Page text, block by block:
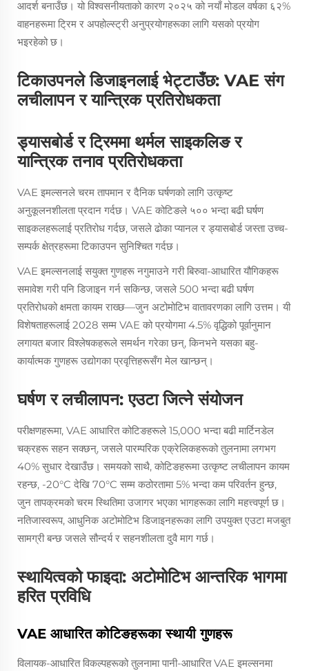
आदर्श बनाउँछ। यो विश्वसनीयताको कारण २०२५ को नयाँ मोडल वर्षका ६२%
वाहनहरूमा ट्रिम र अपहोल्स्ट्री अनुप्रयोगहरूका लागि यसको प्रयोग
भइरहेको छ।
टिकाउपनले डिजाइनलाई भेट्टाउँछ: VAE संग
लचीलापन र यान्त्रिक प्रतिरोधकता
ड्यासबोर्ड र ट्रिममा थर्मल साइकलिङ र
यान्त्रिक तनाव प्रतिरोधकता
VAE इमल्सनले चरम तापमान र दैनिक घर्षणको लागि उत्कृष्ट
अनुकूलनशीलता प्रदान गर्दछ। VAE कोटिङले ५०० भन्दा बढी घर्षण
साइकलहरूलाई प्रतिरोध गर्दछ, जसले ढोका प्यानल र ड्यासबोर्ड जस्ता उच्च-
सम्पर्क क्षेत्रहरूमा टिकाउपन सुनिश्चित गर्दछ।
VAE इमल्सनलाई सयुक्त गुणहरू नगुमाउने गरी बिरुवा-आधारित यौगिकहरू
समावेश गरी पनि डिजाइन गर्न सकिन्छ, जसले 500 भन्दा बढी घर्षण
प्रतिरोधको क्षमता कायम राख्छ—जुन अटोमोटिभ वातावरणका लागि उत्तम। यी
विशेषताहरूलाई 2028 सम्म VAE को प्रयोगमा 4.5% वृद्धिको पूर्वानुमान
लगायत बजार विश्लेषकहरूले समर्थन गरेका छन्, किनभने यसका बहु-
कार्यात्मक गुणहरू उद्योगका प्रवृत्तिहरूसँग मेल खान्छन्।
घर्षण र लचीलापन: एउटा जित्ने संयोजन
परीक्षणहरूमा, VAE आधारित कोटिङहरूले 15,000 भन्दा बढी मार्टिनडेल
चक्रहरू सहन सक्छन्, जसले पारम्परिक एक्रेलिकहरूको तुलनामा लगभग
40% सुधार देखाउँछ। समयको साथै, कोटिङहरूमा उत्कृष्ट लचीलापन कायम
रहन्छ, -20°C देखि 70°C सम्म कठोरतामा 5% भन्दा कम परिवर्तन हुन्छ,
जुन तापक्रमको चरम स्थितिमा उजागर भएका भागहरूका लागि महत्त्वपूर्ण छ।
नतिजास्वरूप, आधुनिक अटोमोटिभ डिजाइनहरूका लागि उपयुक्त एउटा मजबुत
सामग्री बन्छ जसले सौन्दर्य र सहनशीलता दुवै माग गर्छ।
स्थायित्वको फाइदा: अटोमोटिभ आन्तरिक भागमा
हरित प्रविधि
VAE आधारित कोटिङहरूका स्थायी गुणहरू
विलायक-आधारित विकल्पहरूको तुलनामा पानी-आधारित VAE इमल्सनमा